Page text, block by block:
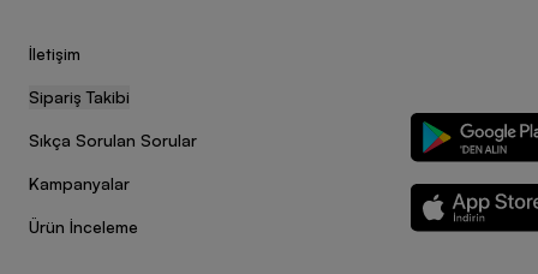
İletişim
Sipariş Takibi
Sıkça Sorulan Sorular
Kampanyalar
Ürün İnceleme